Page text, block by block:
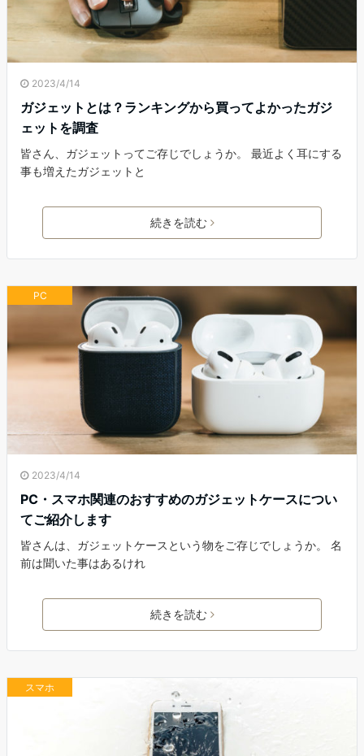
2023/4/14
ガジェットとは？ランキングから買ってよかったガジ
ェットを調査
皆さん、ガジェットってご存じでしょうか。 最近よく耳にする
事も増えたガジェットと
続きを読む
PC
2023/4/14
PC・スマホ関連のおすすめのガジェットケースについ
てご紹介します
皆さんは、ガジェットケースという物をご存じでしょうか。 名
前は聞いた事はあるけれ
続きを読む
スマホ